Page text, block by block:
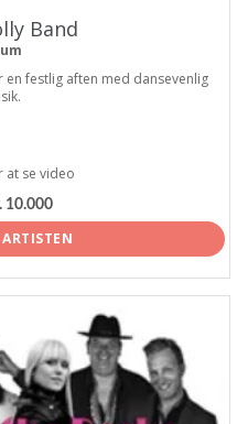
Band
festlig aften med dansevenlig
at se video
10.000